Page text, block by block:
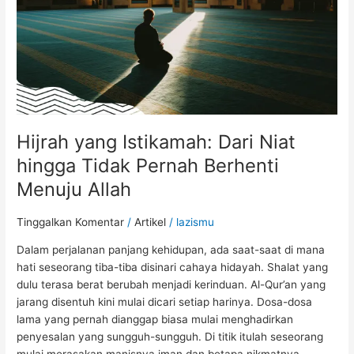
Hijrah yang Istikamah: Dari Niat
hingga Tidak Pernah Berhenti
Menuju Allah
Tinggalkan Komentar /Artikel / lazismu
Dalam perjalanan panjang kehidupan, ada saat-saat di mana
hati seseorang tiba-tiba disinari cahaya hidayah. Shalat yang
dulu terasa berat berubah menjadi kerinduan. Al-Qur’an yang
jarang disentuh kini mulai dicari setiap harinya. Dosa-dosa
lama yang pernah dianggap biasa mulai menghadirkan
penyesalan yang sungguh-sungguh. Di titik itulah seseorang
Pernah
Berhenti
Menuju